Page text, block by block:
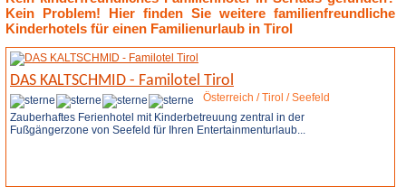
Kein Problem! Hier finden Sie weitere familienfreundliche
Kinderhotels für einen Familienurlaub in Tirol
DAS KALTSCHMID - Familotel Tirol
Österreich / Tirol / Seefeld
Zauberhaftes Ferienhotel mit Kinderbetreuung zentral in der
Fußgängerzone von Seefeld für Ihren Entertainmenturlaub...